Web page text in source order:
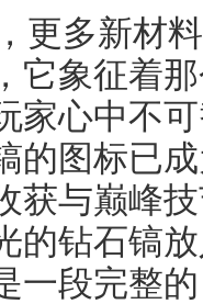
更多新材
它象征着
家心中不
的图标已
获与巅峰
的钻石镐
一段完整